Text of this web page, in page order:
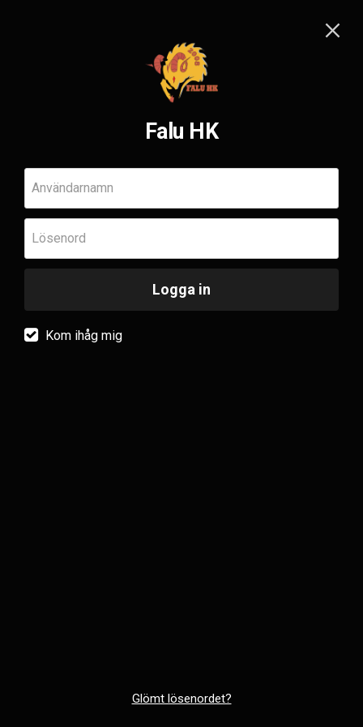
Falu HK
Användarnamn
Lösenord
Logga in
Kom ihåg mig
Glömt lösenordet?